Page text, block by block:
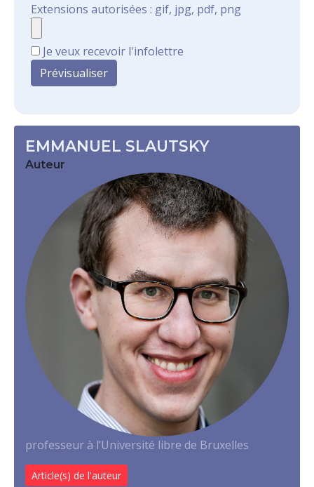
Extensions autorisées : gif, jpg, pdf, png
Je veux recevoir l'infolettre
EMMANUEL SLAUTSKY
Auteur
professeur à l’Université libre de Bruxelles
Article(s) de l'auteur